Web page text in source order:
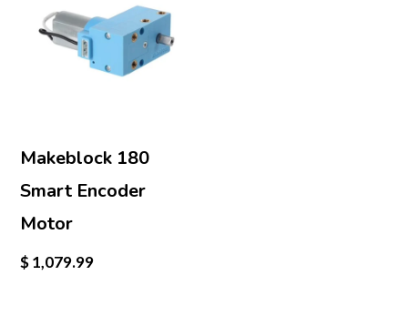
Makeblock 180
Smart Encoder
Motor
$ 1,079.99